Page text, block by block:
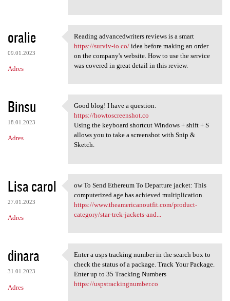
oralie
09.01.2023
Adres
Reading advancedwriters
Reading advancedwriters reviews is a smart
https://surviv-io.co/idea before making an order
on the company's website. How to use the service
was covered in great detail in this review.
Binsu
18.01.2023
Adres
Good blog! I have a question.
Good blog! I have a question.
https://howtoscreenshot.co
Using the keyboard shortcut Windows + shift + S
allows you to take a screenshot with Snip &
Sketch.
Lisa carol
27.01.2023
Adres
ow To Send Ethereum To
ow To Send Ethereum To Departure jacket: This
computerized age has achieved multiplication.
https://www.theamericanoutfit.com/product-
category/star-trek-jackets-and...
dinara
31.01.2023
Adres
Enter a usps tracking number
Enter a usps tracking number in the search box to
check the status of a package. Track Your Package.
Enter up to 35 Tracking Numbers
https://uspstrackingnumber.co